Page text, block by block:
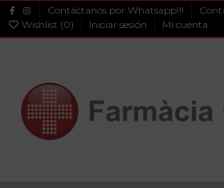
Contáctanos por Whatsapp!!!
Wishlist (0) Iniciar sesión Mi cuenta